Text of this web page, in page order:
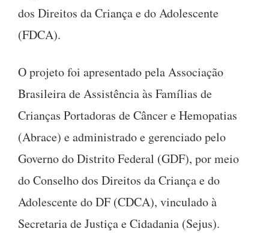
dos Direitos da Criança e do Adolescente
(FDCA).
O projeto foi apresentado pela Associação
Brasileira de Assistência às Famílias de
Crianças Portadoras de Câncer e Hemopatias
(Abrace) e administrado e gerenciado pelo
Governo do Distrito Federal (GDF), por meio
do Conselho dos Direitos da Criança e do
Adolescente do DF (CDCA), vinculado à
Secretaria de Justiça e Cidadania (Sejus).